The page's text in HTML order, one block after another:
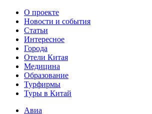
О проекте
Новости и события
Статьи
Интересное
Города
Отели Китая
Медицина
Образование
Турфирмы
Туры в Китай
Авиа